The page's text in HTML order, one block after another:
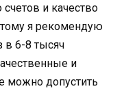
и качество
я рекомендую
6-8 тысяч
и
можно допустить